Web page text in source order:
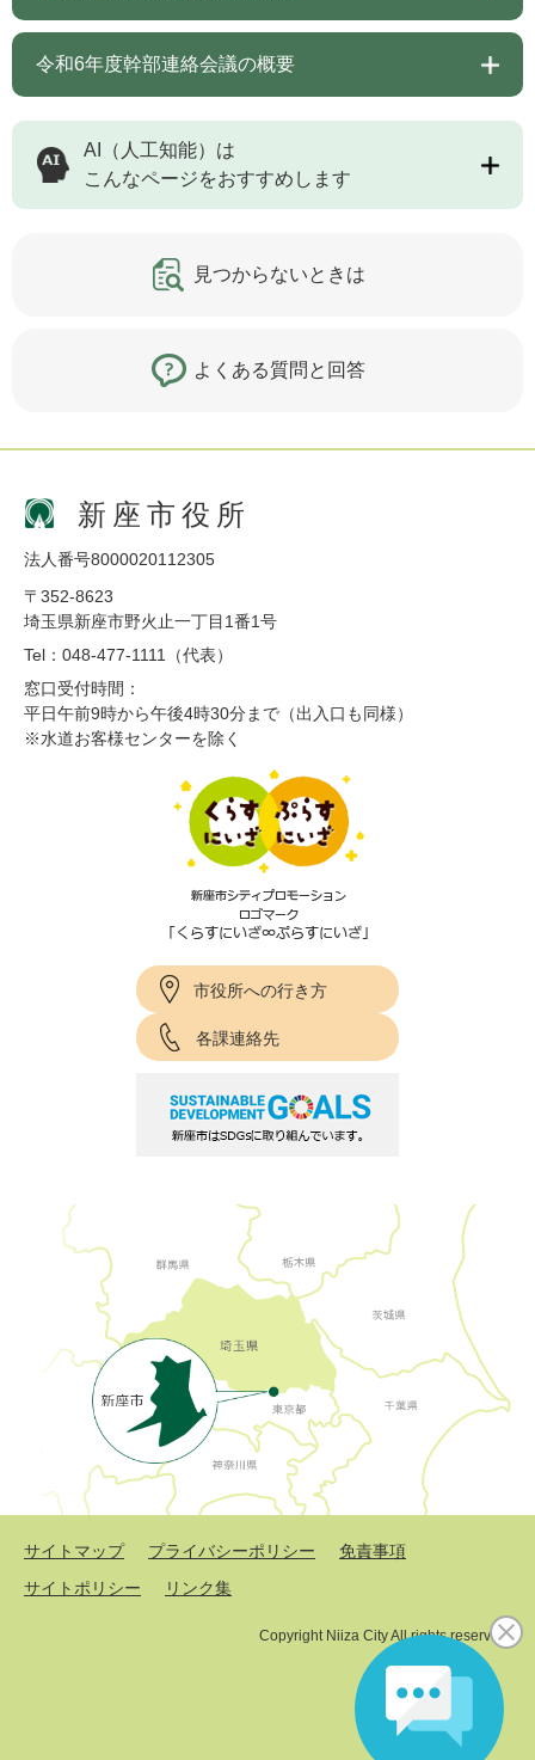
令和6年度幹部連絡会議の概要
AI（人工知能）は
こんなページをおすすめします
見つからないときは
よくある質問と回答
新座市役所
法人番号8000020112305
〒352-8623
埼玉県新座市野火止一丁目1番1号
Tel：048-477-1111（代表）
窓口受付時間：
平日午前9時から午後4時30分まで（出入口も同様）
※水道お客様センターを除く
市役所への行き方
各課連絡先
サイトマップ プライバシーポリシー
免責事項
サイトポリシー
リンク集
Copyright Niiza City All rights reserved.